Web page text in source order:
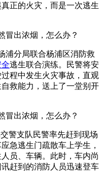
正的火灾，而是一次逃生
分局联合杨浦区消防救
逃生联合演练。民警将安
程中发生火灾事故，直观
救能力，送上了一堂别开
警支队民警率先赶到现场
急逃生门疏散车上学生，
员、车辆。此时，车内尚
赶到的消防人员迅速登车